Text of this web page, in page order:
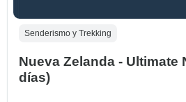
Senderismo y Trekking
Nueva Zelanda - Ultimate
días)